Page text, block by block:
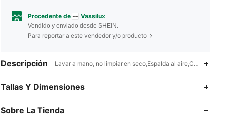
Procedente de Vassilux
Vendido y enviado desde SHEIN.
Para reportar a este vendedor y/o producto
Descripción Lavar a mano, no limpiar en seco,Espalda al aire,Contraste
Tallas Y Dimensiones
Sobre La Tienda
4.73